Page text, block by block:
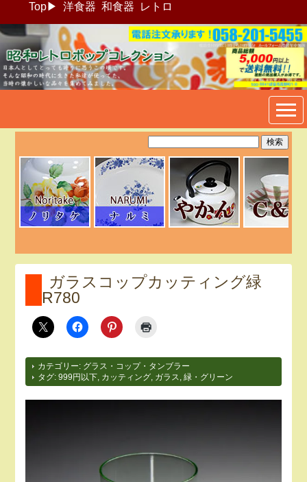
Top▶ 洋食器 和食器 レトロ
昭和レトロポップ食器生活雑
貨通販＠フリマート
ガラスコップカッティング緑
R780
カテゴリー: グラス・コップ・タンブラー
タグ:999円以下 カッティング ガラス ,緑・グリーン